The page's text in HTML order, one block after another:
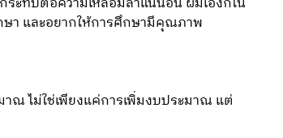
า และอยากให้การศึกษามีคุณภาพ
ณ ไม่ใช่เพียงแค่การเพิ่มงบประมาณ แต่